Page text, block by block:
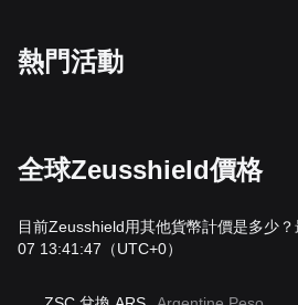
熱門活動
全球Zeusshield價格
目前Zeusshield用其他貨幣計價是多少
07 13:41:47 （UTC+0）